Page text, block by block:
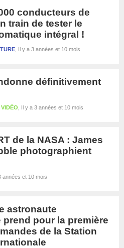
conducteurs de
train de tester le
intégral !
Il y a 3 années et 10 mois
définitivement
Il y a 3 années et 10 mois
de la NASA : James
photographient
années et 10 mois
astronaute
prend pour la première
de la Station